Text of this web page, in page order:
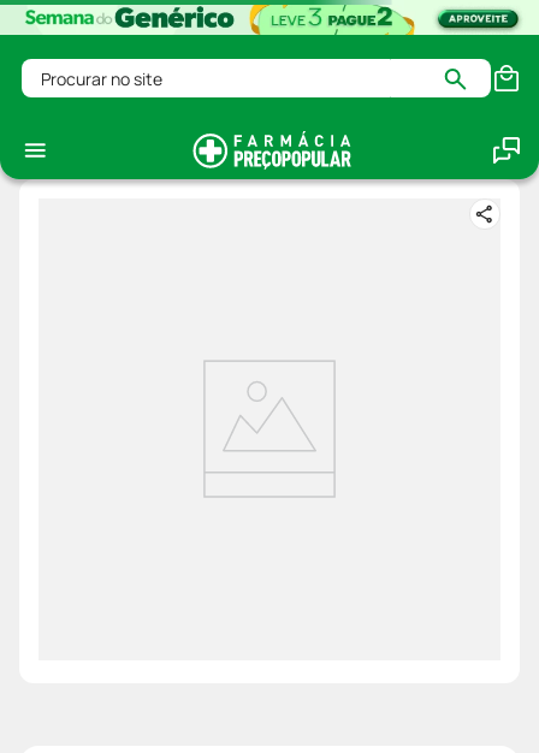
Procurar no site